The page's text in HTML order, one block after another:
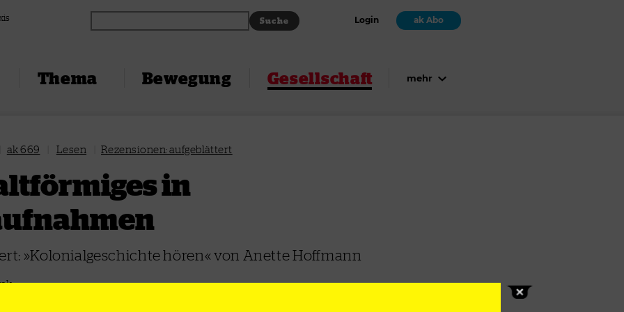
Login ak Abo
Thema Bewegung Gesellschaft mehr
ak 669 Lesen Rezensionen: aufgeblättert
in
»Kolonialgeschichte hören« von Anette Hoffmann